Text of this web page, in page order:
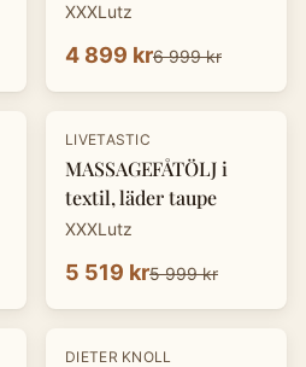
XXXLutz
4 899 kr6 999 kr
- 8%
LIVETASTIC
MASSAGEFÅTÖLJ i
textil, läder taupe
XXXLutz
5 519 kr5 999 kr
-30%
DIETER KNOLL